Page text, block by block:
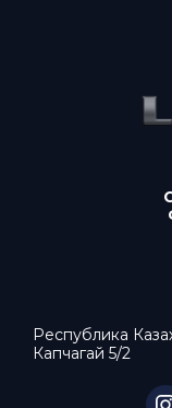
Республика
Капчагай 5/2